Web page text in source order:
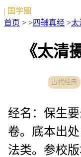
| 国学圈
首页 > >四辅真经 >太
《太清
古代经典
经名：保生
卷。底本出
法类。参校版